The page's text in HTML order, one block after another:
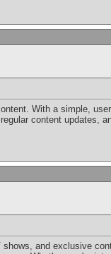
With a simple,
content updates,
and exclusive